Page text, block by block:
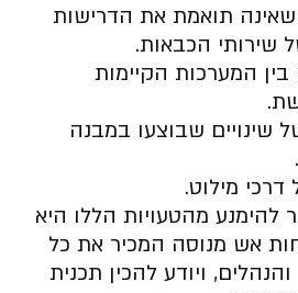
תואמת את הדרישות
שירותי הכבאות.
המערכות הקיימות
שינויים שבוצעו במבנה
דרכי מילוט.
להימנע מהטעויות הללו היא
אש מנוסה המכיר את כל
ויודע להכין תכנית